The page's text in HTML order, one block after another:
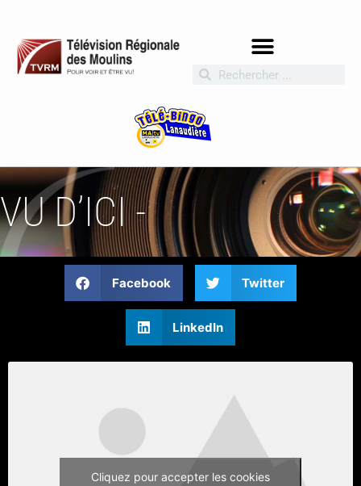
VU D’ICI -
Facebook Twitter
LinkedIn
Cliquez pour accepter les cookies